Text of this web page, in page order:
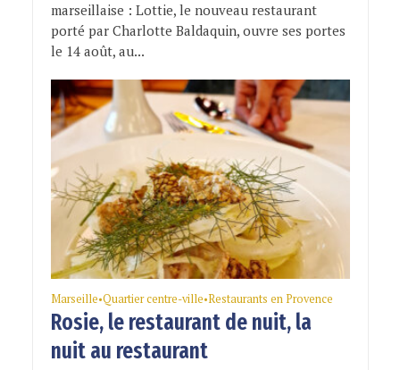
marseillaise : Lottie, le nouveau restaurant
porté par Charlotte Baldaquin, ouvre ses portes
le 14 août, au...
Marseille•Quartier centre-ville•Restaurants en Provence
Rosie, le restaurant de nuit, la
nuit au restaurant